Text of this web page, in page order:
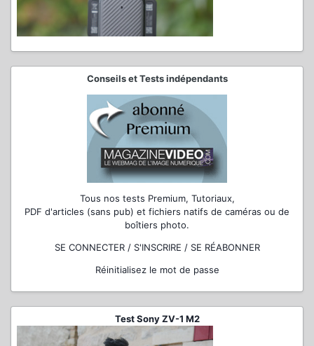
Conseils et Tests indépendants
Tous nos tests Premium, Tutoriaux,
PDF d'articles (sans pub) et fichiers natifs de caméras ou de
boîtiers photo.
SE CONNECTER / S'INSCRIRE / SE RÉABONNER
Réinitialisez le mot de passe
Test Sony ZV-1 M2